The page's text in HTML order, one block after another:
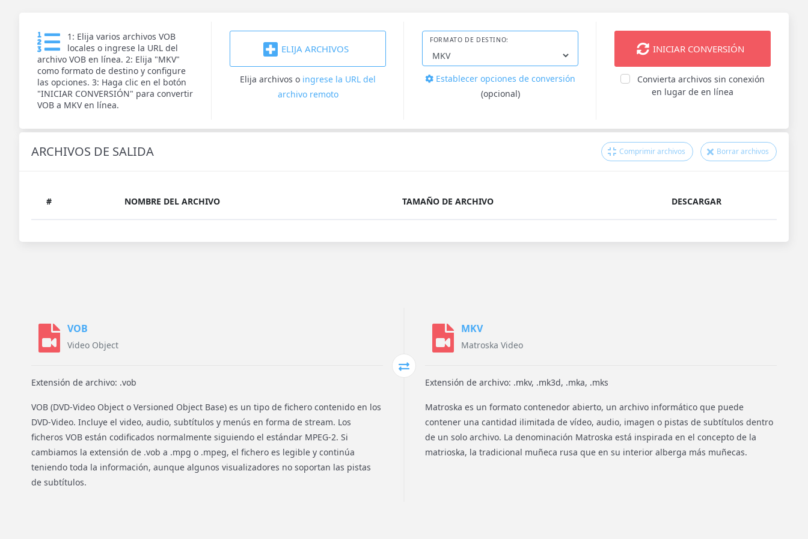
1: Elija varios archivos VOB
locales o ingrese la URL del
archivo VOB en línea. 2: Elija "MKV"
como formato de destino y configure
las opciones. 3: Haga clic en el botón
"INICIAR CONVERSIÓN" para convertir
VOB a MKV en línea.
ELIJA ARCHIVOS
Elija archivos o ingrese la URL del
archivo remoto
FORMATO DE DESTINO:
Establecer opciones de conversión
(opcional)
INICIAR CONVERSIÓN
Convierta archivos sin conexión
en lugar de en línea
ARCHIVOS DE SALIDA Comprimir archivos Borrar archivos
# NOMBRE DEL ARCHIVO TAMAÑO DE ARCHIVO DESCARGAR
VOB
Video Object
Extensión de archivo: .vob
VOB (DVD-Video Object o Versioned Object Base) es un tipo de fichero contenido en los
DVD-Video. Incluye el video, audio, subtítulos y menús en forma de stream. Los
ficheros VOB están codificados normalmente siguiendo el estándar MPEG-2. Si
cambiamos la extensión de .vob a .mpg o .mpeg, el fichero es legible y continúa
teniendo toda la información, aunque algunos visualizadores no soportan las pistas
de subtítulos.
MKV
Matroska Video
Extensión de archivo: .mkv, .mk3d, .mka, .mks
Matroska es un formato contenedor abierto, un archivo informático que puede
contener una cantidad ilimitada de vídeo, audio, imagen o pistas de subtítulos dentro
de un solo archivo. La denominación Matroska está inspirada en el concepto de la
matrioska, la tradicional muñeca rusa que en su interior alberga más muñecas.